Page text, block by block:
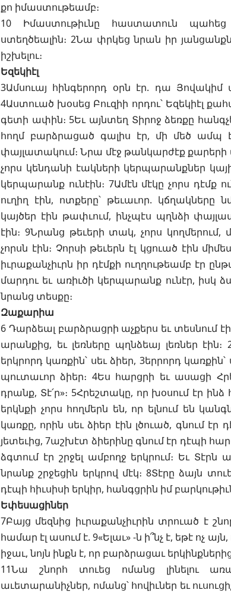
քո իմաստութեամբ։
10 Իմաստութիւնը հաստատուն
ստեղծեալին։ 2Նա փրկեց նրան իր
իշխելու։
Եզեկիէլ
3Ամսուայ հինգերորդ օրն էր. դա
4Աստուած խօսեց Բուզիի որդու՝ Եզեկիէլ
գետի ափին։ 5Եւ այնտեղ Տիրոջ ձեռքը
հողմ բարձրացած գալիս էր, մի մեծ ամպ
փայլատակում։ Նրա մէջ թանկարժէք քարերի
չորս կենդանի էակների կերպարանքներ
կերպարանք ունէին։ 7Ամէն մէկը չորս դէմք
ուղիղ էին, ոտքերը՝ թեւաւոր. կճղակները
կայծեր էին թափւում, ինչպէս պղնձի
էին։ 9Նրանց թեւերի տակ, չորս կողմերում,
չորսն էին։ Չորսի թեւերն էլ կցուած էին
իւրաքանչիւրն իր դէմքի ուղղութեամբ էր
մարդու եւ առիւծի կերպարանք ունէր, իսկ
նրանց տեսքը։
Զաքարիա
6 Դարձեալ բարձրացրի աչքերս եւ տեսնում
արանքից, եւ լեռները պղնձեայ լեռներ
երկրորդ կառքին՝ սեւ ձիեր, 3երրորդ
պուտաւոր ձիեր։ 4Ես հարցրի եւ ասացի
դրանք, Տէ՛ր»։ 5Հրեշտակը, որ խօսում էր
երկնքի չորս հողմերն են, որ ելնում են
կառքը, որին սեւ ձիեր էին լծուած, գնում
յետեւից, 7աշխէտ ձիերինը գնում էր դէպի
ձգտում էր շրջել ամբողջ երկրում։ Եւ Տէրն
նրանք շրջեցին երկրով մէկ։ 8Տէրը ձայն
դէպի հիւսիսի երկիր, հանգցրին իմ
Եփեսացիներ
7Բայց մեզնից իւրաքանչիւրին տրուած է
համար էլ ասում է. 9«Ելաւ» -ն ի՞նչ է, եթէ ոչ
իջաւ, նոյն ինքն է, որ բարձրացաւ
11Նա շնորհ տուեց ոմանց լինելու
աւետարանիչներ, ոմանց՝ հովիւներ եւ